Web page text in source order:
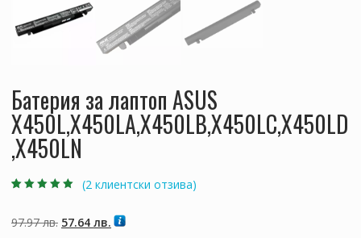
Батерия за лаптоп ASUS
X450L,X450LA,X450LB,X450LC,X450LD
,X450LN
потребителски
оценки
(2 клиентски отзива)
97.97лв. Original
57.64 лв.Текущата